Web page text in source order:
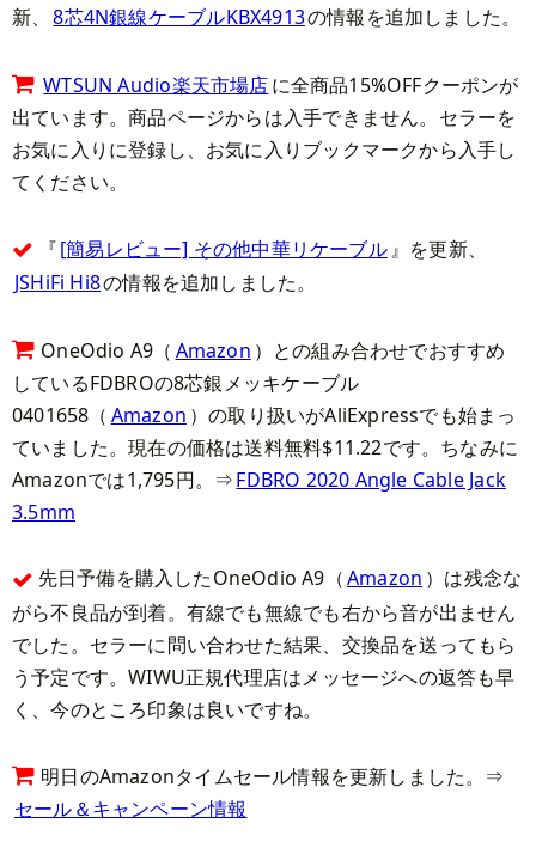
新、 8芯4N銀線ケーブルKBX4913の情報を追加しました。
WTSUN Audio楽天市場店に全商品15%OFFクーポンが
出ています。商品ページからは入手できません。セラーを
お気に入りに登録し、お気に入りブックマークから入手し
てください。
『[簡易レビュー] その他中華リケーブル』を更新、
JSHiFi Hi8の情報を追加しました。
OneOdio A9（ Amazon ）との組み合わせでおすすめ
しているFDBROの8芯銀メッキケーブル
0401658（ Amazon ）の取り扱いがAliExpressでも始まっ
ていました。現在の価格は送料無料$11.22です。ちなみに
Amazonでは1,795円。⇒FDBRO 2020 Angle Cable Jack
3.5mm
先日予備を購入したOneOdio A9（Amazon ）は残念な
がら不良品が到着。有線でも無線でも右から音が出ません
でした。セラーに問い合わせた結果、交換品を送ってもら
う予定です。WIWU正規代理店はメッセージへの返答も早
く、今のところ印象は良いですね。
明日のAmazonタイムセール情報を更新しました。⇒
セール＆キャンペーン情報